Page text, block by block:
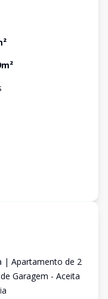
m²
| Apartamento de 2
Garagem - Aceita